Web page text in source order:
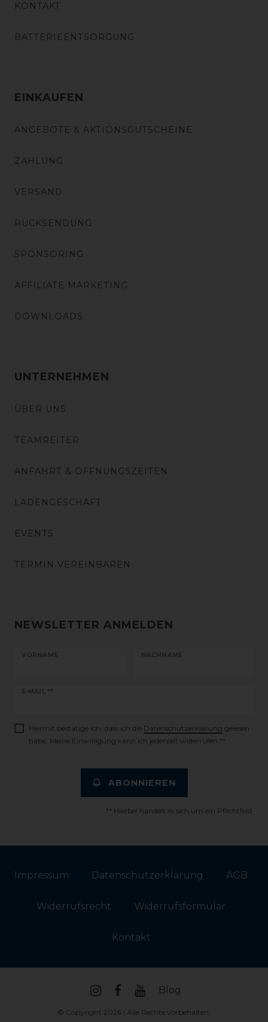
KONTAKT
BATTERIEENTSORGUNG
EINKAUFEN
ANGEBOTE & AKTIONSGUTSCHEINE
ZAHLUNG
VERSAND
RÜCKSENDUNG
SPONSORING
AFFILIATE MARKETING
DOWNLOADS
UNTERNEHMEN
ÜBER UNS
TEAMREITER
ANFAHRT & ÖFFNUNGSZEITEN
LADENGESCHÄFT
EVENTS
TERMIN VEREINBAREN
NEWSLETTER ANMELDEN
VORNAME NACHNAME
E-MAIL **
Newsletter
Hiermit bestätige ich, dass ich die Daten­schutz­erklärung gelesen
habe. Meine Einwilligung kann ich jederzeit widerrufen.**
ABONNIEREN
** Hierbei handelt es sich um ein Pflichtfeld.
Impressum Daten­schutz­erklärung AGB
Widerrufs­recht Widerrufs­formular
Kontakt
Blog
© Copyright 2026 | Alle Rechte vorbehalten.